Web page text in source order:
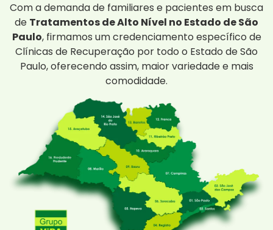
Com a demanda de familiares e pacientes em busca
de Tratamentos de Alto Nível no Estado de São
Paulo, firmamos um credenciamento específico de
Clínicas de Recuperação por todo o Estado de São
Paulo, oferecendo assim, maior variedade e mais
comodidade.